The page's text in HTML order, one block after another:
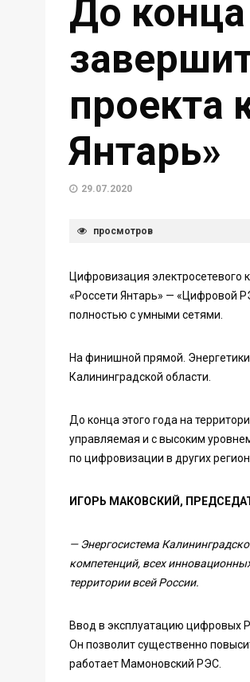
До конца
проекта
Янтарь»
29.07.2020
просмотров
Цифровизация электросетевого
«Россети Янтарь» — «Цифровой
полностью с умными сетями.
На финишной прямой.
Калининградской области.
До конца этого года на
управляемая и с высоким
по цифровизации в других
ИГОРЬ МАКОВСКИЙ,
— Энергосистема
компетенций, всех
территории всей России.
Ввод в эксплуатацию цифровых
Он позволит существенно
работает Мамоновский РЭС.